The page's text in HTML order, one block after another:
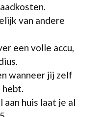
van andere
een volle accu,
wanneer jij zelf
aan huis laat je al